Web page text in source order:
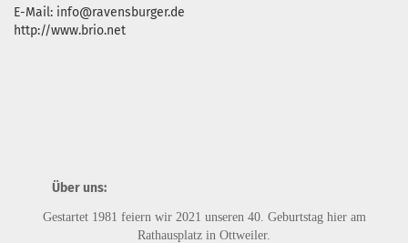
E-Mail: info@ravensburger.de
http://www.brio.net
Über uns:
Gestartet 1981 feiern wir 2021 unseren 40. Geburtstag hier am
Rathausplatz in Ottweiler.